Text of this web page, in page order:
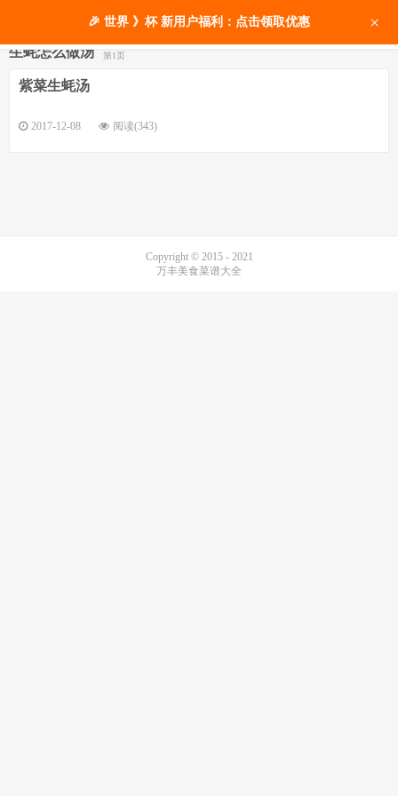
生蚝怎么做汤 第1页
紫菜生蚝汤
2017-12-08 阅读(343)
Copyright © 2015 - 2021
万丰美食菜谱大全
🎉 世界 》杯 新用户福利：点击领取优惠 ×